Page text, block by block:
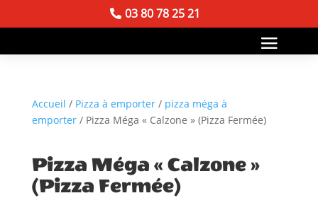
03 80 78 25 21
Accueil / Pizza à emporter/ pizza méga à
emporter/ Pizza Méga « Calzone » (Pizza Fermée)
Pizza Méga « Calzone »
(Pizza Fermée)